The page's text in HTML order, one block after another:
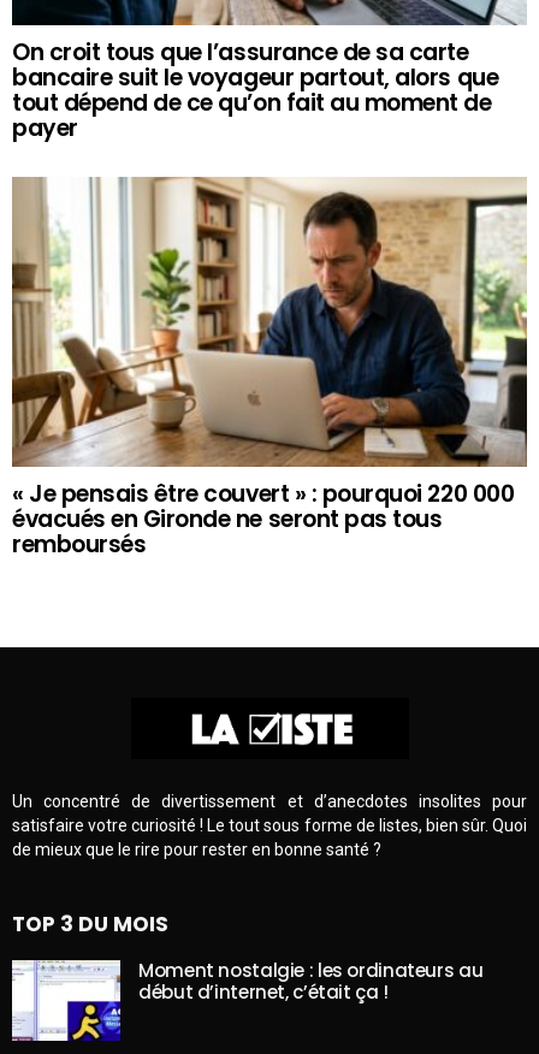
On croit tous que l’assurance de sa carte
bancaire suit le voyageur partout, alors que
tout dépend de ce qu’on fait au moment de
payer
« Je pensais être couvert » : pourquoi 220 000
évacués en Gironde ne seront pas tous
remboursés
Un concentré de divertissement et d’anecdotes insolites pour
satisfaire votre curiosité ! Le tout sous forme de listes, bien sûr. Quoi
de mieux que le rire pour rester en bonne santé ?
TOP 3 DU MOIS
Moment nostalgie : les ordinateurs au
début d’internet, c’était ça !